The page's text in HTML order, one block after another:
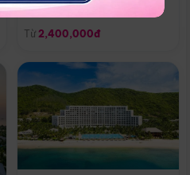
Từ 2,400,000đ